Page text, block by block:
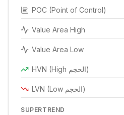
POC (Point of Control)
Value Area High
Value Area Low
HVN (High الحجم)
LVN (Low الحجم)
SUPERTREND